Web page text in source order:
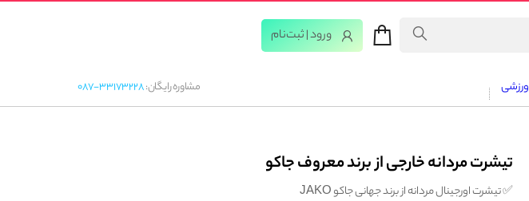
ورود | ثبت‌‌نام
ورزشی مشاوره رایگان:087-33173228
تیشرت مردانه خارجی از برند معروف جاکو
✅️ تیشرت اورجینال مردانه از برند جهانی جاکو JAKO